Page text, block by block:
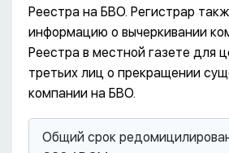
Реестра на БВО. Регистрар
информацию о вычеркивании
Реестра в местной газете для
третьих лиц о прекращении
компании на БВО.
Общий срок